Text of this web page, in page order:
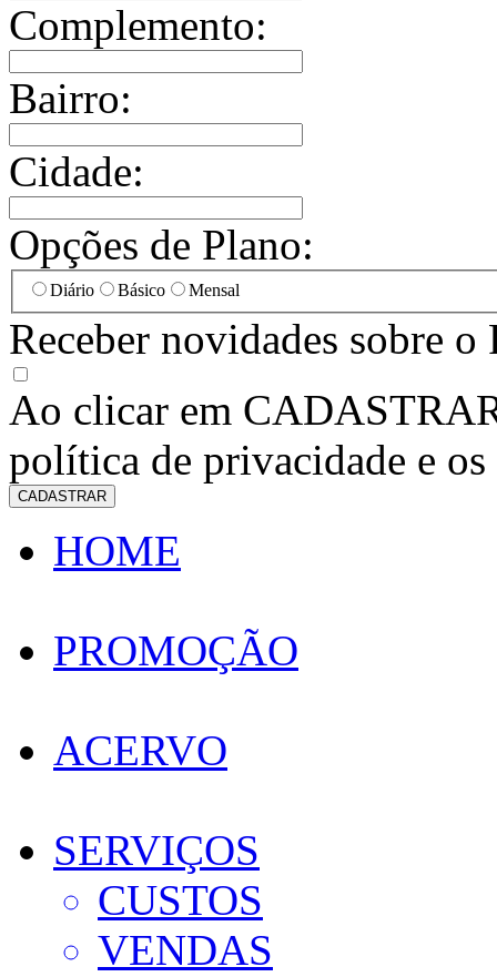
Complemento:
Bairro:
Cidade:
Opções de Plano:
Diário Básico Mensal
Receber novidades sobre
Ao clicar em
política de privacidade e os
CADASTRAR
HOME
PROMOÇÃO
ACERVO
SERVIÇOS
CUSTOS
VENDAS